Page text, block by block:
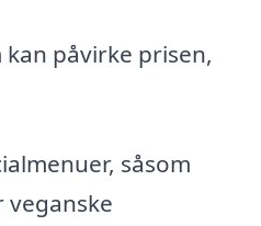
påvirke prisen,
såsom
veganske